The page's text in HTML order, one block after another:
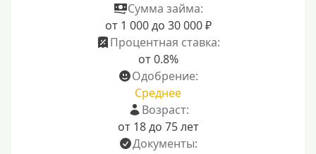
Сумма займа:
от 1 000 до 30 000 ₽
Процентная ставка:
от 0.8%
Одобрение:
Среднее
Возраст:
от 18 до 75 лет
Документы: